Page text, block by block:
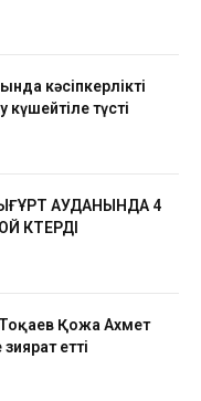
кәсіпкерлікті
түсті
АУДАНЫНДА 4
КӨТЕРДІ
Қожа Ахмет
етті